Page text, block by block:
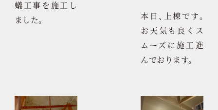
蟻工事を施工し
ました。
本日、上棟です。
お天気も良くス
ムーズに施工進
んでおります。